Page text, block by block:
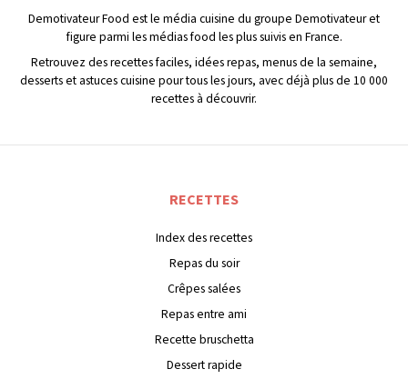
Demotivateur Food est le média cuisine du groupe Demotivateur et
figure parmi les médias food les plus suivis en France.
Retrouvez des recettes faciles, idées repas, menus de la semaine,
desserts et astuces cuisine pour tous les jours, avec déjà plus de 10 000
recettes à découvrir.
RECETTES
Index des recettes
Repas du soir
Crêpes salées
Repas entre ami
Recette bruschetta
Dessert rapide